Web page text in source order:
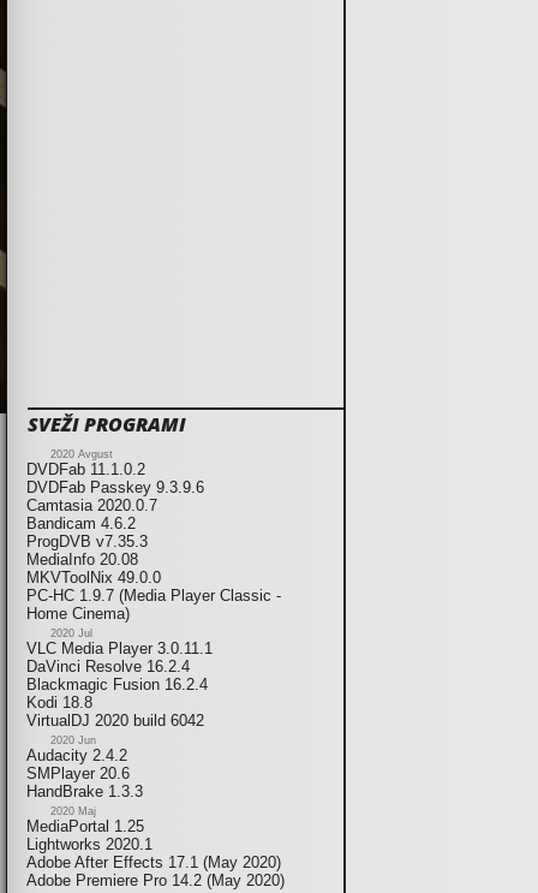
SVEŽI PROGRAMI
2020 Avgust
DVDFab 11.1.0.2
DVDFab Passkey 9.3.9.6
Camtasia 2020.0.7
Bandicam 4.6.2
ProgDVB v7.35.3
MediaInfo 20.08
MKVToolNix 49.0.0
PC-HC 1.9.7 (Media Player Classic -
Home Cinema)
2020 Jul
VLC Media Player 3.0.11.1
DaVinci Resolve 16.2.4
Blackmagic Fusion 16.2.4
Kodi 18.8
VirtualDJ 2020 build 6042
2020 Jun
Audacity 2.4.2
SMPlayer 20.6
HandBrake 1.3.3
2020 Maj
MediaPortal 1.25
Lightworks 2020.1
Adobe After Effects 17.1 (May 2020)
Adobe Premiere Pro 14.2 (May 2020)